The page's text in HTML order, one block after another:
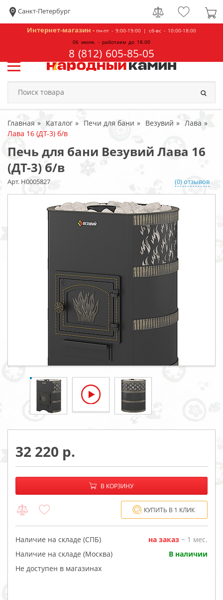
Санкт-Петербург
Интернет-магазин - пн-пт - 9:00-19:00 | сб-вс - 10:00-18:00
06 июля. - работаем до 18.00
8 (812) 605-85-05
Главная Каталог Печи для бани Везувий
Лава
Лава 16 (ДТ-3) б/в
Печь для бани Везувий Лава 16
(ДТ-3) б/в
Арт. Н0005827 (0) отзывов
32 220
−
В КОРЗИНУ
КУПИТЬ В 1 КЛИК
Наличие на складе (СПБ) на заказ ~ 1 мес.
Наличие на складе (Москва)
В наличии
Не доступен в магазинах